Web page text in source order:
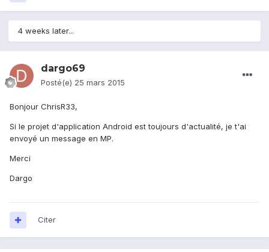
4 weeks later...
dargo69
Posté(e) 25 mars 2015
Bonjour ChrisR33,
Si le projet d'application Android est toujours d'actualité, je t'ai
envoyé un message en MP.
Merci
Dargo
Citer